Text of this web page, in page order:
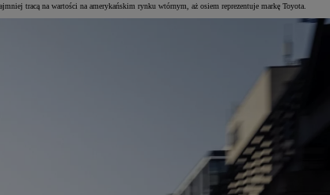
tracą na wartości na amerykańskim rynku wtórnym, aż osiem reprezentuje markę Toyota.